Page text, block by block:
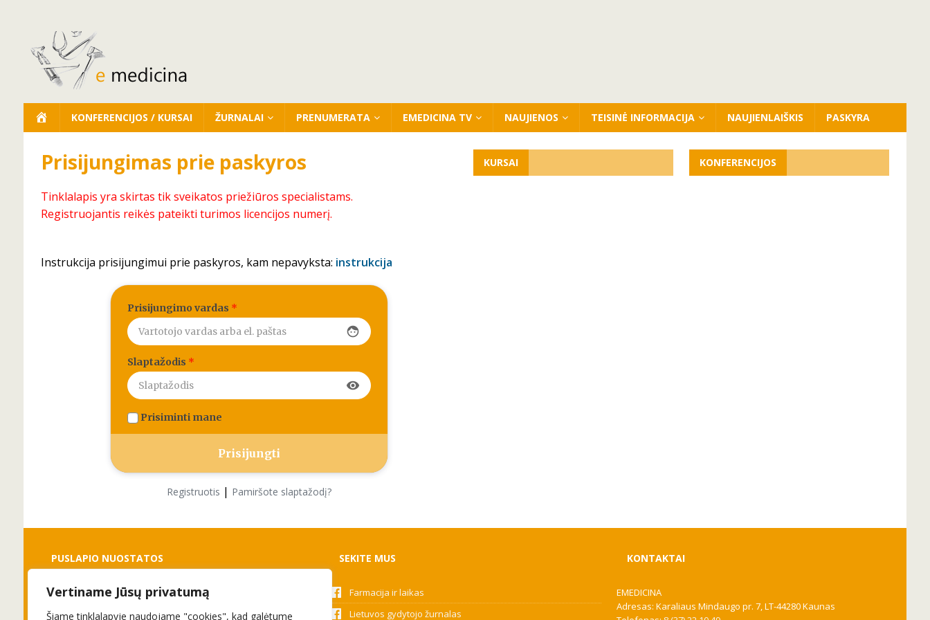
Vertiname Jūsų privatumą
Šiame tinklalapyje naudojame "cookies", kad galėtume
KONFERENCIJOS / KURSAI ŽURNALAI PRENUMERATA EMEDICINA TV NAUJIENOS TEISINĖ INFORMACIJA NAUJIENLAIŠKIS PASKYRA
Prisijungimas prie paskyros
Tinklalapis yra skirtas tik sveikatos priežiūros specialistams.
Registruojantis reikės pateikti turimos licencijos numerį.
Instrukcija prisijungimui prie paskyros, kam nepavyksta: instrukcija
Prisijungimo vardas *
face
Slaptažodis *
visibility
Prisiminti mane
Registruotis | Pamiršote slaptažodį?
KURSAI KONFERENCIJOS
PUSLAPIO NUOSTATOS
Slapukai
Privatumo politika
SEKITE MUS
Farmacija ir laikas
Lietuvos gydytojo žurnalas
KONTAKTAI
EMEDICINA
Adresas: Karaliaus Mindaugo pr. 7, LT-44280 Kaunas